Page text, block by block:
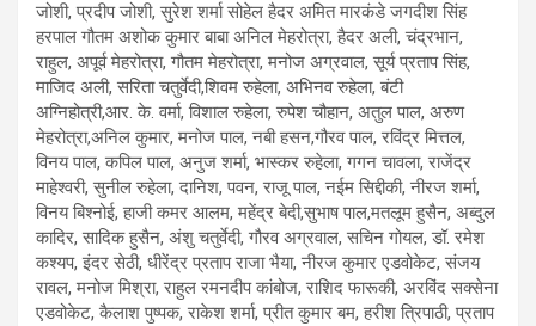
जोशी, प्रदीप जोशी, सुरेश शर्मा सोहेल हैदर अमित मारकंडे जगदीश सिंह
हरपाल गौतम अशोक कुमार बाबा अनिल मेहरोत्रा, हैदर अली, चंद्रभान,
राहुल, अपूर्व मेहरोत्रा, गौतम मेहरोत्रा, मनोज अग्रवाल, सूर्य प्रताप सिंह,
माजिद अली, सरिता चतुर्वेदी,शिवम रुहेला, अभिनव रुहेला, बंटी
अग्निहोत्री,आर. के. वर्मा, विशाल रुहेला, रुपेश चौहान, अतुल पाल, अरुण
मेहरोत्रा,अनिल कुमार, मनोज पाल, नबी हसन,गौरव पाल, रविंद्र मित्तल,
विनय पाल, कपिल पाल, अनुज शर्मा, भास्कर रुहेला, गगन चावला, राजेंद्र
माहेश्वरी, सुनील रुहेला, दानिश, पवन, राजू पाल, नईम सिद्दीकी, नीरज शर्मा,
विनय बिश्नोई, हाजी कमर आलम, महेंद्र बेदी,सुभाष पाल,मतलूम हुसैन, अब्दुल
कादिर, सादिक हुसैन, अंशु चतुर्वेदी, गौरव अग्रवाल, सचिन गोयल, डॉ. रमेश
कश्यप, इंदर सेठी, धीरेंद्र प्रताप राजा भैया, नीरज कुमार एडवोकेट, संजय
रावल, मनोज मिश्रा, राहुल रमनदीप कांबोज, राशिद फारूकी, अरविंद सक्सेना
एडवोकेट, कैलाश पुष्पक, राकेश शर्मा, प्रीत कुमार बम, हरीश त्रिपाठी, प्रताप